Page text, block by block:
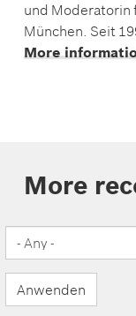
und Moderatorin
München. Seit
More
More
Anwenden